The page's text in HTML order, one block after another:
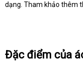
dạng. Tham khảo thêm
Đặc điểm của